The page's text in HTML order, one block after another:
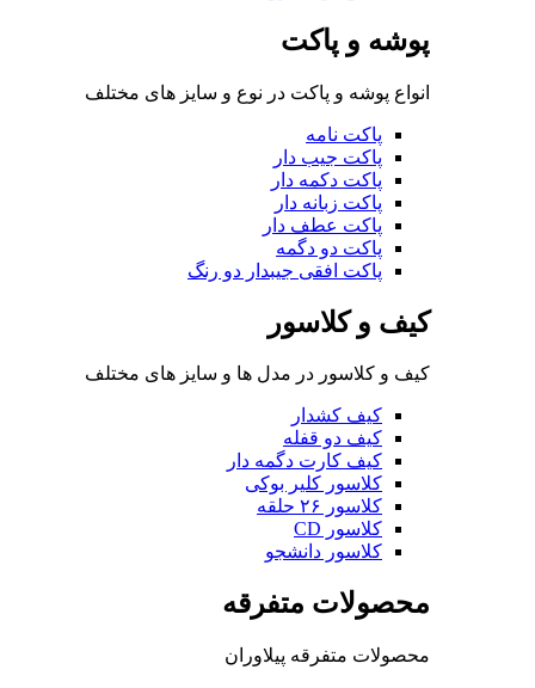
پوشه و پاکت
انواع پوشه و پاکت در نوع و سایز های مختلف
پاکت نامه
پاکت جیب دار
پاکت دکمه دار
پاکت زبانه دار
پاکت عطف دار
پاکت دو دگمه
پاکت افقی جیبدار دو رنگ
کیف و کلاسور
کیف و کلاسور در مدل ها و سایز های مختلف
کیف کشدار
کیف دو قفله
کیف کارت دگمه دار
کلاسور کلیر بوکی
کلاسور ۲۶ حلقه
کلاسور CD
کلاسور دانشجو
محصولات متفرقه
محصولات متفرقه پیلاوران